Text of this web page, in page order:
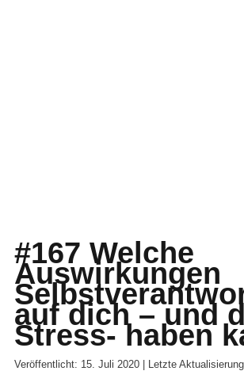
#167 Welche
Auswirkungen
auf dich – und
Stress- haben
Veröffentlicht: 15. Juli 2020 | Letzte